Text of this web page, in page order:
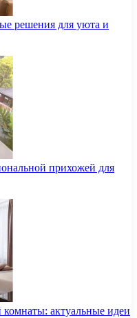
решения для уюта и
прихожей для
актуальные идеи